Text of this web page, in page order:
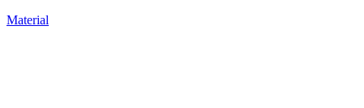
Material